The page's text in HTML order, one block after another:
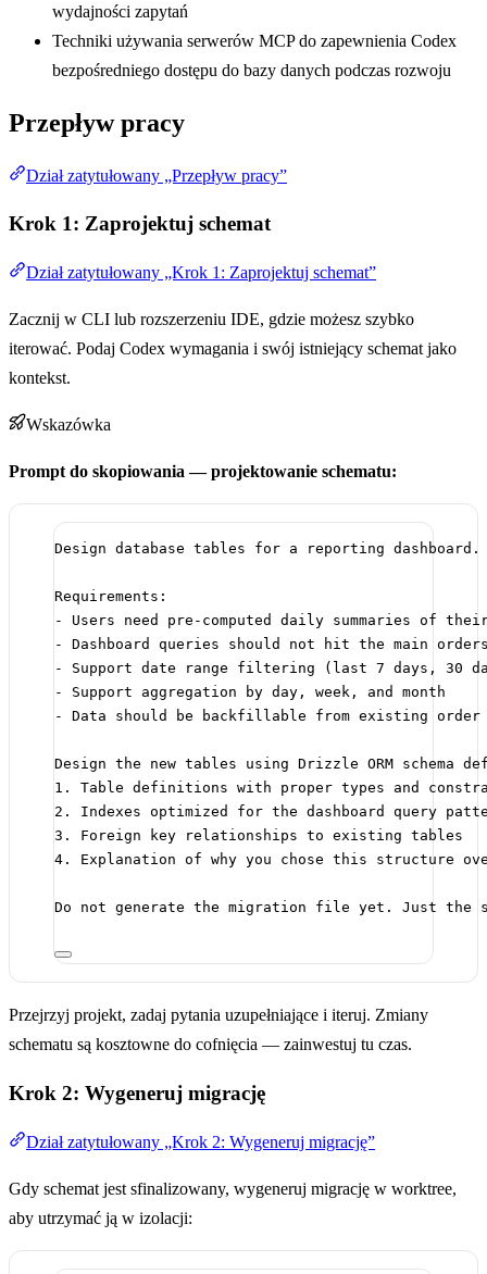
wydajności zapytań
Techniki używania serwerów MCP do zapewnienia Codex
bezpośredniego dostępu do bazy danych podczas rozwoju
Przepływ pracy
Dział zatytułowany „Przepływ pracy”
Krok 1: Zaprojektuj schemat
Dział zatytułowany „Krok 1: Zaprojektuj schemat”
Zacznij w CLI lub rozszerzeniu IDE, gdzie możesz szybko
iterować. Podaj Codex wymagania i swój istniejący schemat jako
kontekst.
Wskazówka
Prompt do skopiowania — projektowanie schematu:
Design database tables for a reporting
Requirements:
- Users need pre-computed daily summaries of
- Dashboard queries should not hit the main
- Support date range filtering (last 7 days, 30
- Support aggregation by day, week, and month
- Data should be backfillable from existing order
Design the new tables using Drizzle ORM schema
1. Table definitions with proper types and
2. Indexes optimized for the dashboard query
3. Foreign key relationships to existing tables
4. Explanation of why you chose this structure
Do not generate the migration file yet. Just the
Przejrzyj projekt, zadaj pytania uzupełniające i iteruj. Zmiany
schematu są kosztowne do cofnięcia — zainwestuj tu czas.
Krok 2: Wygeneruj migrację
Dział zatytułowany „Krok 2: Wygeneruj migrację”
Gdy schemat jest sfinalizowany, wygeneruj migrację w worktree,
aby utrzymać ją w izolacji: